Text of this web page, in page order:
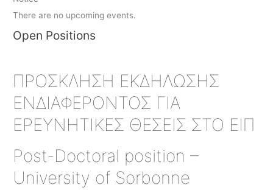
There are no upcoming events.
Open Positions
ΠΡΟΣΚΛΗΣΗ ΕΚΔΗΛΩΣΗΣ
ΕΝΔΙΑΦΕΡΟΝΤΟΣ ΓΙΑ
ΕΡΕΥΝΗΤΙΚΕΣ ΘΕΣΕΙΣ ΣΤΟ ΕΙΠ
Post-Doctoral position –
University of Sorbonne